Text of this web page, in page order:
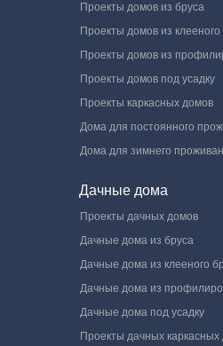
Проекты домов из бруса
Проекты домов из клееного
Проекты домов из
Проекты домов под усадку
Проекты каркасных домов
Дома для постоянного
Дома для зимнего
Дачные дома
Проекты дачных домов
Дачные дома из бруса
Дачные дома из клееного
Дачные дома из
Дачные дома под усадку
Проекты дачных каркасных